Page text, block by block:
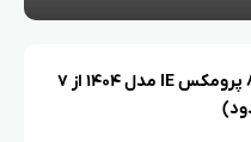
شروع فروش تیگو ۸ پرومکس IE مدل ۱۴۰۴ از ۷